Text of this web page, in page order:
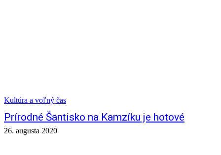
Kultúra a voľný čas
Prírodné Šantisko na Kamzíku je hotové
26. augusta 2020